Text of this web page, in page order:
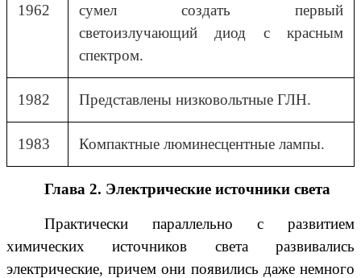
1962
сумел создать первый
светоизлучающий диод с красным
спектром.
1982 Представлены низковольтные ГЛН.
1983 Компактные люминесцентные лампы.
Глава 2. Электрические источники света
Практически параллельно с развитием
химических источников света развивались
электрические, причем они появились даже немного